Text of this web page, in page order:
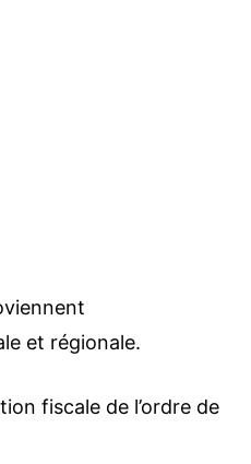
et régionale.
fiscale de l’ordre de